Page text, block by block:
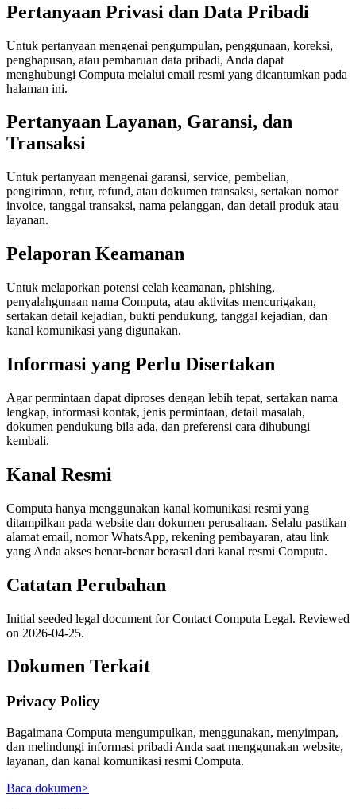
Pertanyaan Privasi dan Data Pribadi
Untuk pertanyaan mengenai pengumpulan, penggunaan, koreksi,
penghapusan, atau pembaruan data pribadi, Anda dapat
menghubungi Computa melalui email resmi yang dicantumkan pada
halaman ini.
Pertanyaan Layanan, Garansi, dan
Transaksi
Untuk pertanyaan mengenai garansi, service, pembelian,
pengiriman, retur, refund, atau dokumen transaksi, sertakan nomor
invoice, tanggal transaksi, nama pelanggan, dan detail produk atau
layanan.
Pelaporan Keamanan
Untuk melaporkan potensi celah keamanan, phishing,
penyalahgunaan nama Computa, atau aktivitas mencurigakan,
sertakan detail kejadian, bukti pendukung, tanggal kejadian, dan
kanal komunikasi yang digunakan.
Informasi yang Perlu Disertakan
Agar permintaan dapat diproses dengan lebih tepat, sertakan nama
lengkap, informasi kontak, jenis permintaan, detail masalah,
dokumen pendukung bila ada, dan preferensi cara dihubungi
kembali.
Kanal Resmi
Computa hanya menggunakan kanal komunikasi resmi yang
ditampilkan pada website dan dokumen perusahaan. Selalu pastikan
alamat email, nomor WhatsApp, rekening pembayaran, atau link
yang Anda akses benar-benar berasal dari kanal resmi Computa.
Catatan Perubahan
Initial seeded legal document for Contact Computa Legal. Reviewed
on 2026-04-25.
Dokumen Terkait
Privacy Policy
Bagaimana Computa mengumpulkan, menggunakan, menyimpan,
dan melindungi informasi pribadi Anda saat menggunakan website,
layanan, dan kanal komunikasi resmi Computa.
Baca dokumen>